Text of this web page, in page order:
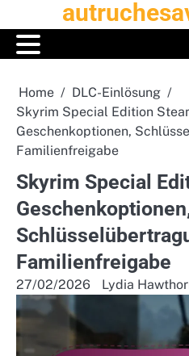
to
content
Home
DLC-Einlösung
Skyrim Special Edition
Geschenkoptionen,
Familienfreigabe
Skyrim Special
Familienfreigabe
27/02/2026 Lydia